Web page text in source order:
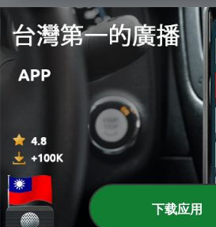
單集
EP601｜彭公案－進攻清水灘
07 Aug 2026
EP600｜彭公案－黃馬褂
06 Aug 2026
604 - EP599｜彭公案－馮元志到了竹城
05 Aug 2026
603 - EP598｜彭公案－王德泰當場戰死
下载应用